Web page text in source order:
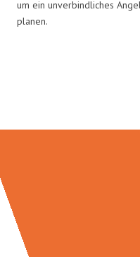
um ein unverbindliches
planen.